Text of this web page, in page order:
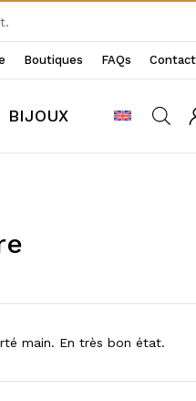
Boutiques FAQs Contact
BIJOUX
main. En très bon état.